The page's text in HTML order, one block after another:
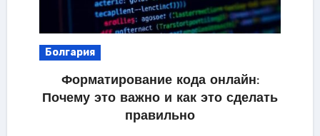
Болгария
Форматирование кода онлайн:
Почему это важно и как это сделать
правильно